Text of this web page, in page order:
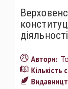
діяльності
Автори:
Кількість